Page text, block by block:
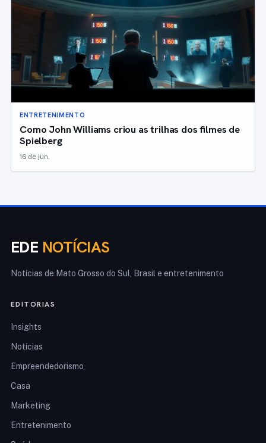
ENTRETENIMENTO
Como John Williams criou as trilhas dos filmes de
Spielberg
16 de jun.
EDE NOTÍCIAS
Notícias de Mato Grosso do Sul, Brasil e entretenimento
EDITORIAS
Insights
Notícias
Empreendedorismo
Casa
Marketing
Entretenimento